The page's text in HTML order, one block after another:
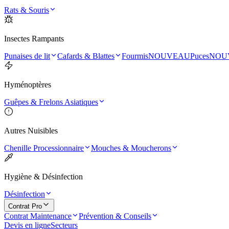
Rats & Souris
Insectes Rampants
Punaises de lit
Cafards & Blattes FourmisNOUVEAUPuces
Hyménoptères
Guêpes & Frelons Asiatiques
Autres Nuisibles
Chenille Processionnaire
Mouches & Moucherons
Hygiène & Désinfection
Désinfection
Contrat Pro
Contrat Maintenance
Prévention & Conseils
Devis en ligneSecteurs